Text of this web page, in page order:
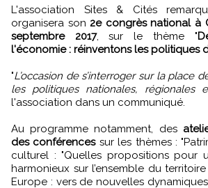
L'association Sites & Cités remarquables de France
organisera son 2e congrès national à
septembre 2017, sur le thème "
l'économie : réinventons les politiques
"L’occasion de s’interroger sur la place
les politiques nationales, régionales
l'association dans un communiqué.
Au programme notamment, des
des conférencessur les thèmes :
culturel : "Quelles propositions pour
harmonieux sur l’ensemble du
Europe : vers de nouvelles